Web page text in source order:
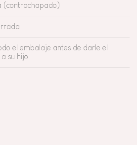
(contrachapado)
el embalaje antes de darle el
su hijo.